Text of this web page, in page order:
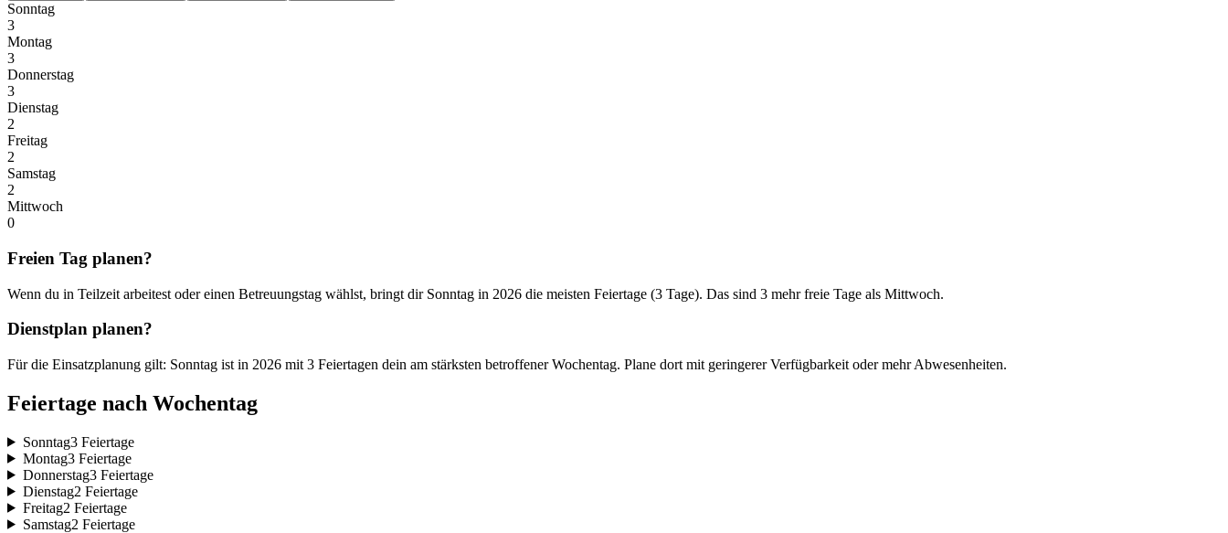
Sonntag
3
Montag
3
Donnerstag
3
Dienstag
2
Freitag
2
Samstag
2
Mittwoch
0
Freien Tag planen?
Wenn du in Teilzeit arbeitest oder einen Betreuungstag wählst, bringt dir Sonntag in 2026 die meisten Feiertage (3 Tage). Das sind 3 mehr freie Tage als Mittwoch.
Dienstplan planen?
Für die Einsatzplanung gilt: Sonntag ist in 2026 mit 3 Feiertagen dein am stärksten betroffener Wochentag. Plane dort mit geringerer Verfügbarkeit oder mehr Abwesenheiten.
Feiertage nach Wochentag
Sonntag3 Feiertage
Montag3 Feiertage
Donnerstag3 Feiertage
Dienstag2 Feiertage
Freitag2 Feiertage
Samstag2 Feiertage